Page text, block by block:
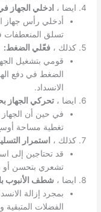
ايضا ، ادخلي الجهاز
أدخلي رأس جهاز
تسلق المنعطفات
كذلك ،فعّلي الضغط:
قومي بتشغيل
الضغط في دفع
الانسداد.
ايضا ،تحركي الجهاز
في حين أن
تغطية مساحة
كذلك ، استمرار
قد تحتاجين إلى
تشعري بتحسن أو
ايضا ، شطف الأنبوب
بمجرد إزالة
الفضلات